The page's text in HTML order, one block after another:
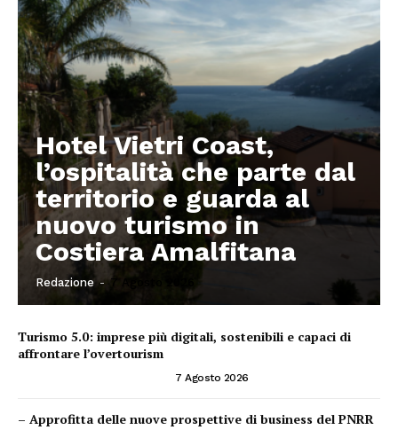
Hotel Vietri Coast,
l’ospitalità che parte dal
territorio e guarda al
nuovo turismo in
Costiera Amalfitana
Redazione - 7 Agosto 2026
Turismo 5.0: imprese più digitali, sostenibili e capaci di
affrontare l’overtourism
7 Agosto 2026
– Approfitta delle nuove prospettive di business del PNRR